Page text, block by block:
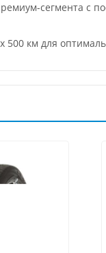
сегмента с
500 км для